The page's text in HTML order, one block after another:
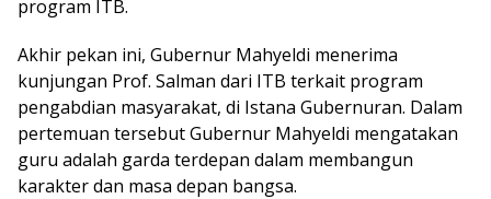
program ITB.
Akhir pekan ini, Gubernur Mahyeldi menerima
kunjungan Prof. Salman dari ITB terkait program
pengabdian masyarakat, di Istana Gubernuran. Dalam
pertemuan tersebut Gubernur Mahyeldi mengatakan
guru adalah garda terdepan dalam membangun
karakter dan masa depan bangsa.